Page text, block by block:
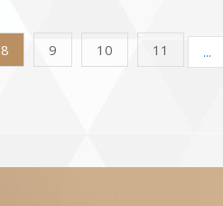
8 9 10 11 ...